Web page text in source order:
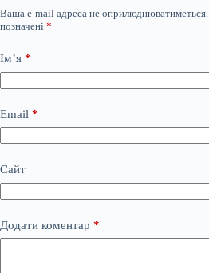
Ваша e-mail адреса не оприлюднюватиметься.
позначені *
Ім’я *
Email *
Сайт
Додати коментар *